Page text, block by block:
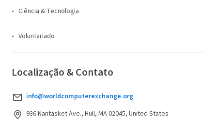
Ciência & Tecnologia
Voluntariado
Localização & Contato
info@worldcomputerexchange.org
936 Nantasket Ave., Hull, MA 02045, United States